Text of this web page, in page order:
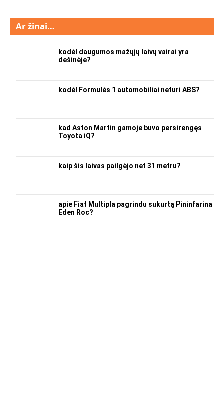
Ar žinai…
kodėl daugumos mažųjų laivų vairai yra
dešinėje?
kodėl Formulės 1 automobiliai neturi ABS?
kad Aston Martin gamoje buvo persirengęs
Toyota iQ?
kaip šis laivas pailgėjo net 31 metru?
apie Fiat Multipla pagrindu sukurtą Pininfarina
Eden Roc?